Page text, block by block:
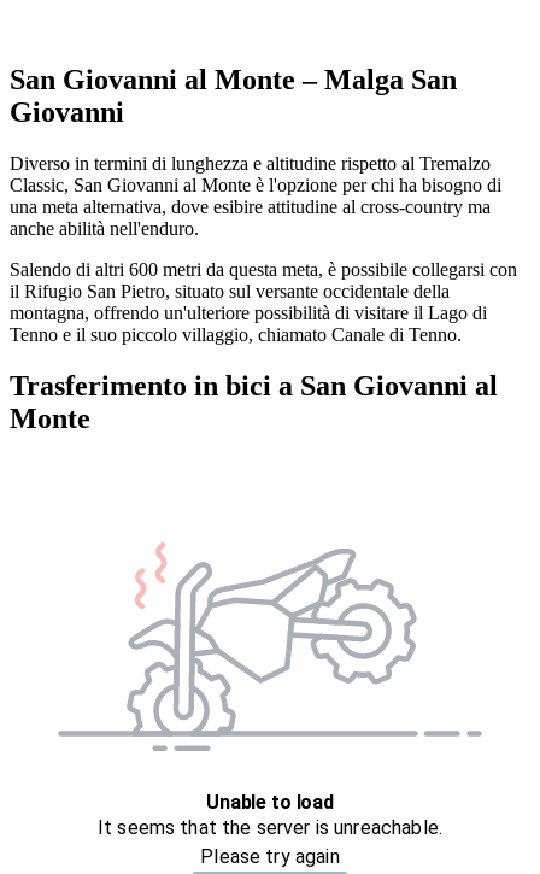
San Giovanni al Monte – Malga San
Giovanni
Diverso in termini di lunghezza e altitudine rispetto al Tremalzo
Classic, San Giovanni al Monte è l'opzione per chi ha bisogno di
una meta alternativa, dove esibire attitudine al cross-country ma
anche abilità nell'enduro.
Salendo di altri 600 metri da questa meta, è possibile collegarsi con
il Rifugio San Pietro, situato sul versante occidentale della
montagna, offrendo un'ulteriore possibilità di visitare il Lago di
Tenno e il suo piccolo villaggio, chiamato Canale di Tenno.
Trasferimento in bici a San Giovanni al
Monte